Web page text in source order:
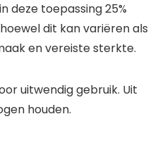
deze toepassing 25%
dit kan variëren als
en vereiste sterkte.
uitwendig gebruik. Uit
houden.